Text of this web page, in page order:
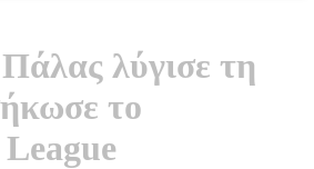
λύγισε τη
το